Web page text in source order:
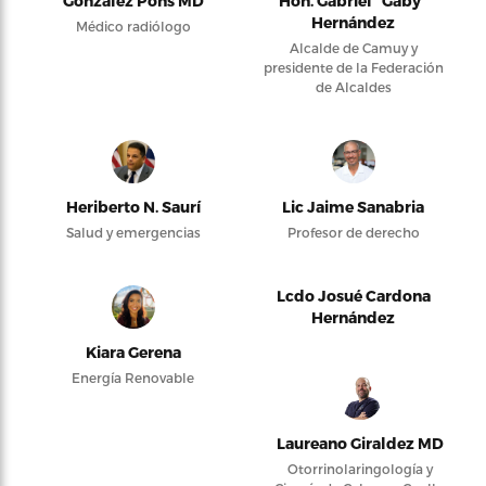
Médico radiólogo
Hernández
Alcalde de Camuy y
presidente de la Federación
de Alcaldes
Heriberto N. Saurí
Salud y emergencias
Lic Jaime Sanabria
Profesor de derecho
Kiara Gerena
Energía Renovable
Lcdo Josué Cardona
Hernández
Laureano Giraldez MD
Otorrinolaringología y